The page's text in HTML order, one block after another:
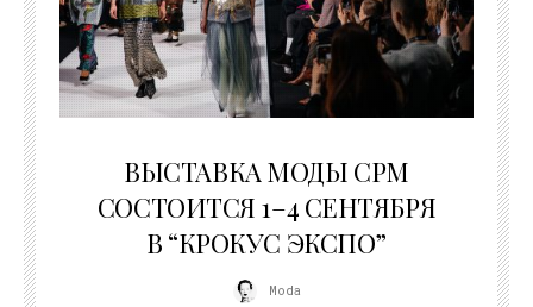
ВЫСТАВКА МОДЫ CPM
СОСТОИТСЯ 1–4 СЕНТЯБРЯ
В “КРОКУС ЭКСПО”
Moda